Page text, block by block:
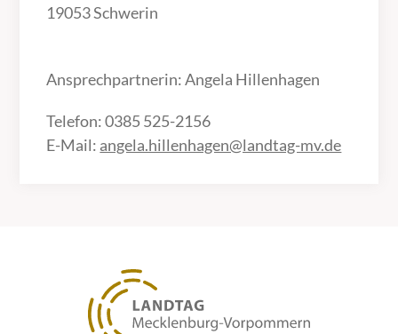
19053 Schwerin
Ansprechpartnerin: Angela Hillenhagen
Telefon: 0385 525-2156
E-Mail: angela.hillenhagen@landtag-mv.de